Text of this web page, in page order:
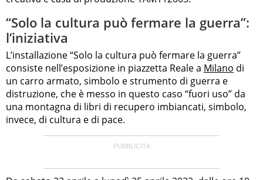
“Solo la cultura può fermare la guerra”:
l’iniziativa
L’installazione “Solo la cultura può fermare la guerra”
consiste nell’esposizione in piazzetta Reale a Milano di
un carro armato, simbolo e strumento di guerra e
distruzione, che è messo in questo caso “fuori uso” da
una montagna di libri di recupero imbiancati, simbolo,
invece, di cultura e di pace.